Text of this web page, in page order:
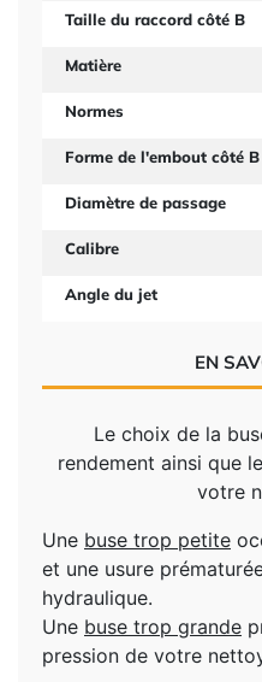
Taille du raccord côté B
Matière
Normes
Forme de l'embout côté B
Diamètre de passage
Calibre
Angle du jet
EN
Le choix de la
rendement ainsi que
votre
Une buse trop petite
et une usure
hydraulique.
Une buse trop grande
pression de votre